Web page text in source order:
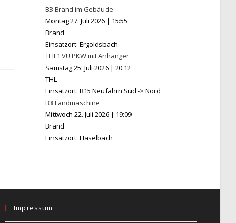
B3 Brand im Gebäude
Montag 27. Juli 2026 | 15:55
Brand
Einsatzort: Ergoldsbach
THL1 VU PKW mit Anhänger
Samstag 25. Juli 2026 |20:12
THL
Einsatzort: B15 Neufahrn Süd -> Nord
B3 Landmaschine
Mittwoch 22. Juli 2026 | 19:09
Brand
Einsatzort: Haselbach
Impressum